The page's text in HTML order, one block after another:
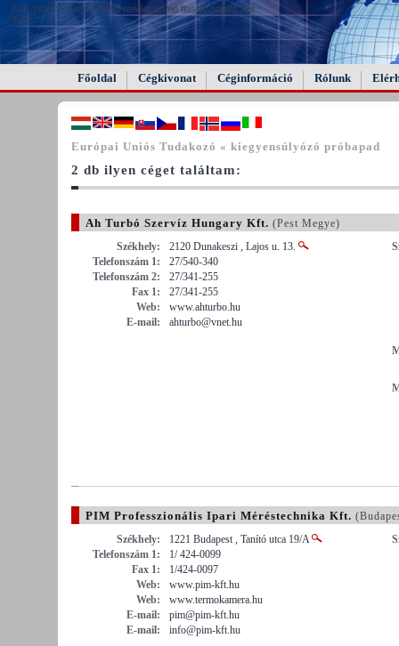
FAIL (the browser should render some flash content, not
this).
Főoldal Cégkivonat Céginformáció Rólunk
Európai Uniós Tudakozó « kiegyensúlyózó próbapad
2 db ilyen céget találtam:
Ah Turbó Szervíz Hungary Kft. (Pest Megye)
Székhely:
2120 Dunakeszi , Lajos u. 13.
Telefonszám 1:
27/540-340
Telefonszám 2:
27/341-255
Fax 1:
27/341-255
Web:
www.ahturbo.hu
E-mail:
ahturbo@vnet.hu
PIM Professzionális Ipari Méréstechnika Kft.
Székhely:
1221 Budapest , Tanító utca 19/A
Telefonszám 1:
1/ 424-0099
Fax 1:
1/424-0097
Web:
www.pim-kft.hu
Web:
www.termokamera.hu
E-mail:
pim@pim-kft.hu
E-mail:
info@pim-kft.hu